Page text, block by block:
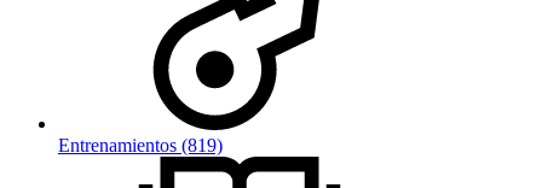
Entrenamientos (819)